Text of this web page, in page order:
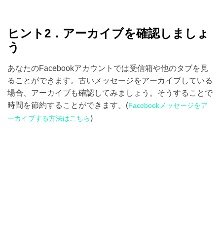
ヒント2．アーカイブを確認しましょ
う
あなたのFacebookアカウントでは受信箱や他のタブを見
ることができます。古いメッセージをアーカイブしている
場合、アーカイブも確認してみましょう。そうすることで
時間を節約することができます。(Facebookメッセージをア
ーカイブする方法はこちら)